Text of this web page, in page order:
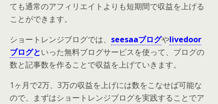
ても通常のアフィリエイトよりも短期間で収益を上げる
ことができます。
ショートレンジブログでは、 seesaaブログやlivedoor
ブログといった無料ブログサービスを使って、ブログの
数と記事数を作ることで収益を上げていきます。
1ヶ月で2万、3万の収益を上げには数をこなせば可能な
ので、まずはショートレンジブログを実践することでア